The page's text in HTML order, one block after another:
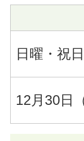
日曜・祝日
12月30日